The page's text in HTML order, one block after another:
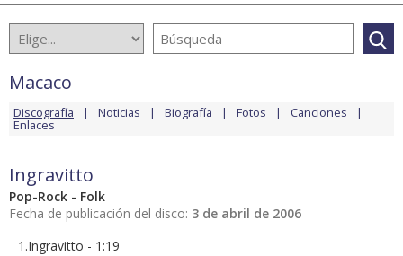
Macaco
Discografía Noticias Biografía Fotos Canciones
Enlaces
Ingravitto
Pop-Rock - Folk
Fecha de publicación del disco: 3 de abril de 2006
1.Ingravitto - 1:19